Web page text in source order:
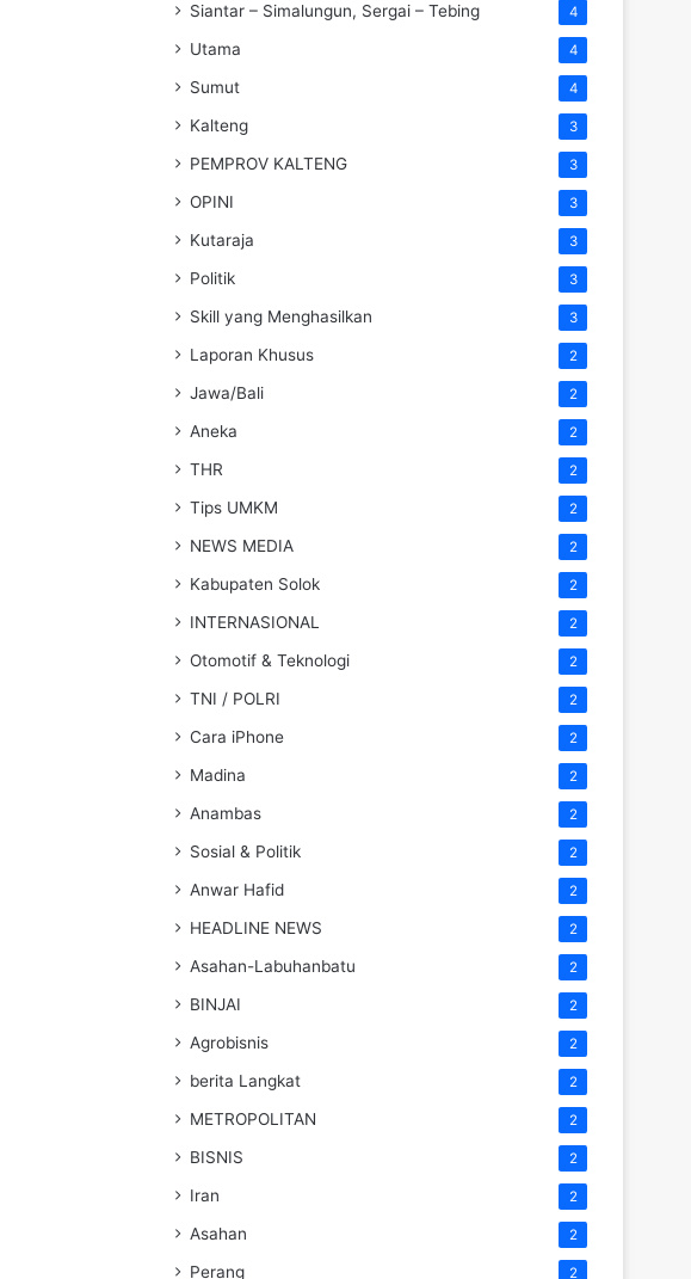
Siantar – Simalungun, Sergai – Tebing 4
Utama 4
Sumut 4
Kalteng 3
PEMPROV KALTENG 3
OPINI 3
Kutaraja 3
Politik 3
Skill yang Menghasilkan 3
Laporan Khusus 2
Jawa/Bali 2
Aneka 2
THR 2
Tips UMKM 2
NEWS MEDIA 2
Kabupaten Solok 2
INTERNASIONAL 2
Otomotif & Teknologi 2
TNI / POLRI 2
Cara iPhone 2
Madina 2
Anambas 2
Sosial & Politik 2
Anwar Hafid 2
HEADLINE NEWS 2
Asahan-Labuhanbatu 2
BINJAI 2
Agrobisnis 2
berita Langkat 2
METROPOLITAN 2
BISNIS 2
Iran 2
Asahan 2
Perang 2